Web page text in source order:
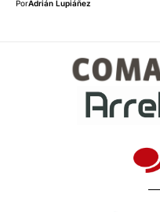
PorAdrián Lupiáñez